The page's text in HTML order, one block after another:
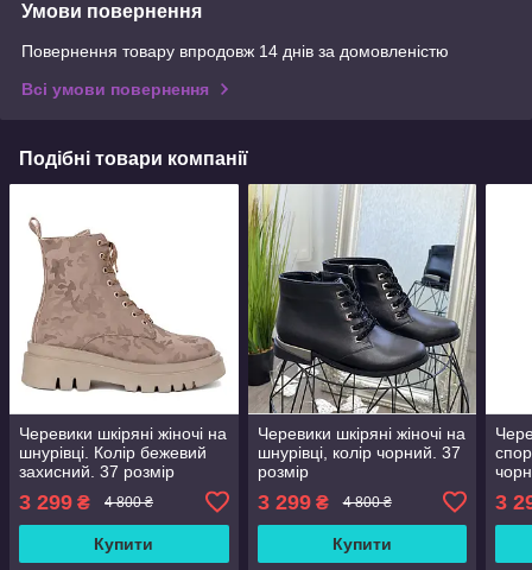
Умови повернення
Повернення товару впродовж 14 днів за домовленістю
Всі умови повернення
Подібні товари компанії
Черевики шкіряні жіночі на
шнурівці. Колір бежевий
захисний. 37 розмір
3 299 ₴ 4 800 ₴
Купити
Черевики шкіряні жіночі на
шнурівці, колір чорний. 37
розмір
3 299₴ 4 800 ₴
Купити
3